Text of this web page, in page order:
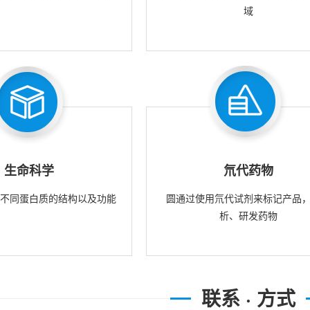
域
生命科学
同蛋白质的结构以及功能
氘代药物
圆通过使用氘代试剂来标记产品
析、研发药物
联系 · 方式